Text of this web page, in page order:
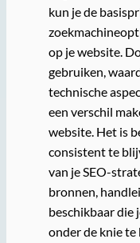
kun je de
op je website.
gebruiken,
technische
een verschil
website. Het is
consistent te
van je SEO-
bronnen,
beschikbaar die
onder de knie te